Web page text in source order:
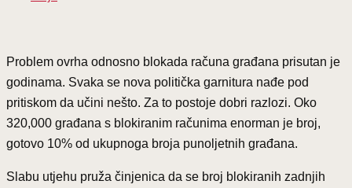
Problem ovrha odnosno blokada računa građana prisutan je
godinama. Svaka se nova politička garnitura nađe pod
pritiskom da učini nešto. Za to postoje dobri razlozi. Oko
320,000 građana s blokiranim računima enorman je broj,
gotovo 10% od ukupnoga broja punoljetnih građana.
Slabu utjehu pruža činjenica da se broj blokiranih zadnjih